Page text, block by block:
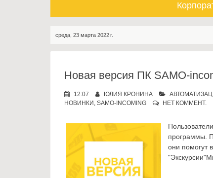
среда, 23 марта 2022 г.
Новая версия ПК SAMO-
12:07 ЮЛИЯ КРОНИНА
НОВИНКИ , SAMO-INCOMING НЕТ КОММЕНТ.
программы.
они помогут